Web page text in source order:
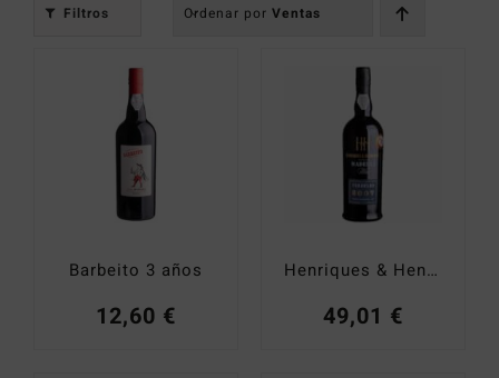
Catas y Actividades
Filtros Ordenar por Ventas
Barbeito 3 años
12,60 €
Henriques & Henriques S.Harvest Verdelho 2007
49,01 €